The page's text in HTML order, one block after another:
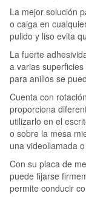
La mejor solución
o caiga en
pulido y liso evita
La fuerte
a varias
para anillos se
Cuenta con
proporciona
utilizarlo en el
o sobre la mesa
una videollamada
Con su placa de
puede fijarse
permite conducir